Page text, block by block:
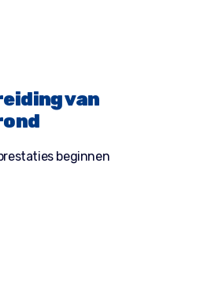
van
beginnen